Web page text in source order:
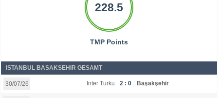
228.5
TMP Points
ISTANBUL BASAKSEHIR GESAMT
30/07/26 Inter Turku 2 : 0 Başakşehir